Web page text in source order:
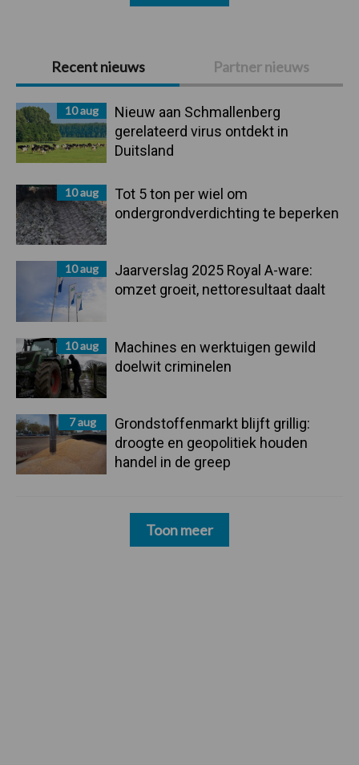
Primaire
Sidebar
Recent nieuws Partner nieuws
10 aug
Nieuw aan Schmallenberg
gerelateerd virus ontdekt in
Duitsland
10 aug
Tot 5 ton per wiel om
ondergrondverdichting te beperken
10 aug
Jaarverslag 2025 Royal A-ware:
omzet groeit, nettoresultaat daalt
10 aug
Machines en werktuigen gewild
doelwit criminelen
7 aug
Grondstoffenmarkt blijft grillig:
droogte en geopolitiek houden
handel in de greep
Toon meer